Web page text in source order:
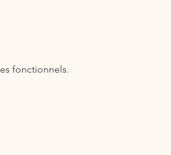
fonctionnels.